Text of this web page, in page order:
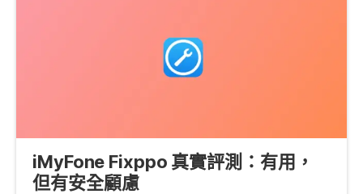
iMyFone Fixppo 真實評測：有用，
但有安全顧慮